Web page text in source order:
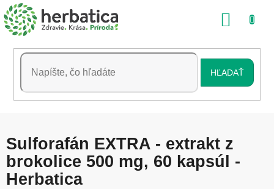
Prejsť
na
obsah
HĽADAŤ
Sulforafán EXTRA - extrakt z
brokolice 500 mg, 60 kapsúl -
Herbatica